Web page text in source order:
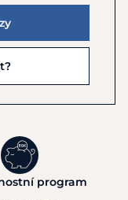
program